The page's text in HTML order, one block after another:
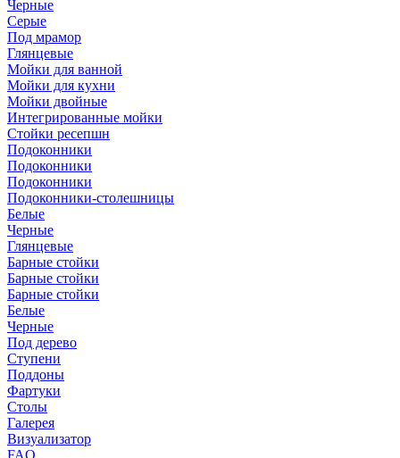
Черные
Серые
Под мрамор
Глянцевые
Мойки для ванной
Мойки для кухни
Мойки двойные
Интегрированные мойки
Стойки ресепшн
Подоконники
Подоконники
Подоконники
Подоконники-столешницы
Белые
Черные
Глянцевые
Барные стойки
Барные стойки
Барные стойки
Белые
Черные
Под дерево
Ступени
Поддоны
Фартуки
Столы
Галерея
Визуализатор
FAQ